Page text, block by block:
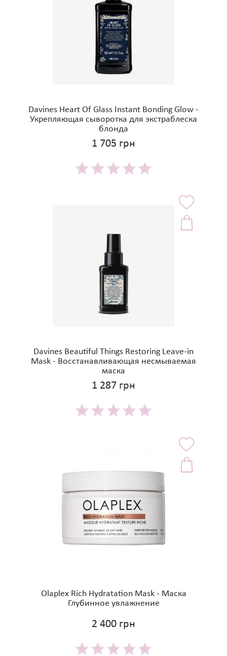
Davines Heart Of Glass Instant Bonding Glow -
Укрепляющая сыворотка для экстраблеска
блонда
1 705 грн
Davines Beautiful Things Restoring Leave-in
Mask - Восстанавливающая несмываемая
маска
1 287 грн
Olaplex Rich Hydratation Mask - Маска
Глубинное увлажнение
2 400 грн